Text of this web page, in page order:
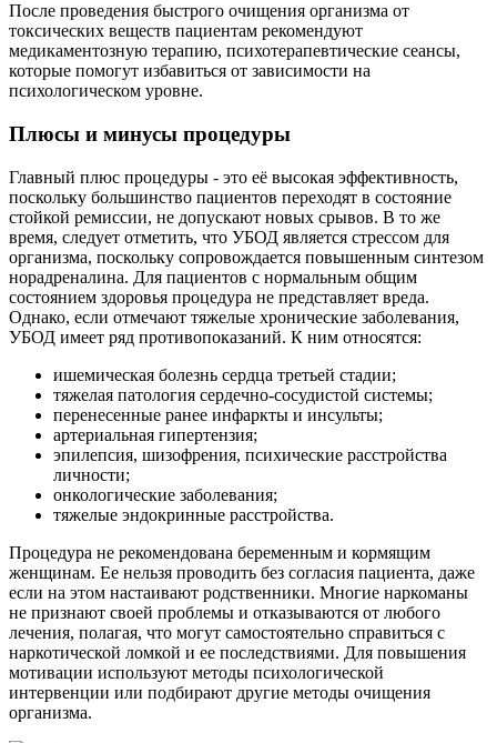
После проведения быстрого очищения организма от
токсических веществ пациентам рекомендуют
медикаментозную терапию, психотерапевтические сеансы,
которые помогут избавиться от зависимости на
психологическом уровне.
Плюсы и минусы процедуры
Главный плюс процедуры - это её высокая эффективность,
поскольку большинство пациентов переходят в состояние
стойкой ремиссии, не допускают новых срывов. В то же
время, следует отметить, что УБОД является стрессом для
организма, поскольку сопровождается повышенным синтезом
норадреналина. Для пациентов с нормальным общим
состоянием здоровья процедура не представляет вреда.
Однако, если отмечают тяжелые хронические заболевания,
УБОД имеет ряд противопоказаний. К ним относятся:
ишемическая болезнь сердца третьей стадии;
тяжелая патология сердечно-сосудистой системы;
перенесенные ранее инфаркты и инсульты;
артериальная гипертензия;
эпилепсия, шизофрения, психические расстройства
личности;
онкологические заболевания;
тяжелые эндокринные расстройства.
Процедура не рекомендована беременным и кормящим
женщинам. Ее нельзя проводить без согласия пациента, даже
если на этом настаивают родственники. Многие наркоманы
не признают своей проблемы и отказываются от любого
лечения, полагая, что могут самостоятельно справиться с
наркотической ломкой и ее последствиями. Для повышения
мотивации используют методы психологической
интервенции или подбирают другие методы очищения
организма.